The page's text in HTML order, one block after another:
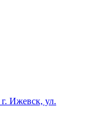
Ижевск, ул.